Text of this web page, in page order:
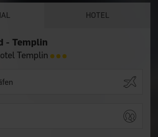
HOTEL
- Templin
Templin